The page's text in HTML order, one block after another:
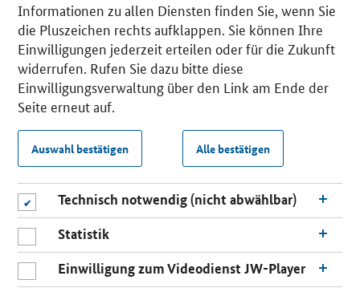
Informationen zu allen Diensten finden Sie, wenn Sie
die Pluszeichen rechts aufklappen. Sie können Ihre
Einwilligungen jederzeit erteilen oder für die Zukunft
widerrufen. Rufen Sie dazu bitte diese
Einwilligungsverwaltung über den Link am Ende der
Seite erneut auf.
Auswahl bestätigen Alle bestätigen
Technisch notwendig (nicht abwählbar)
Statistik
Einwilligung zum Videodienst JW-Player